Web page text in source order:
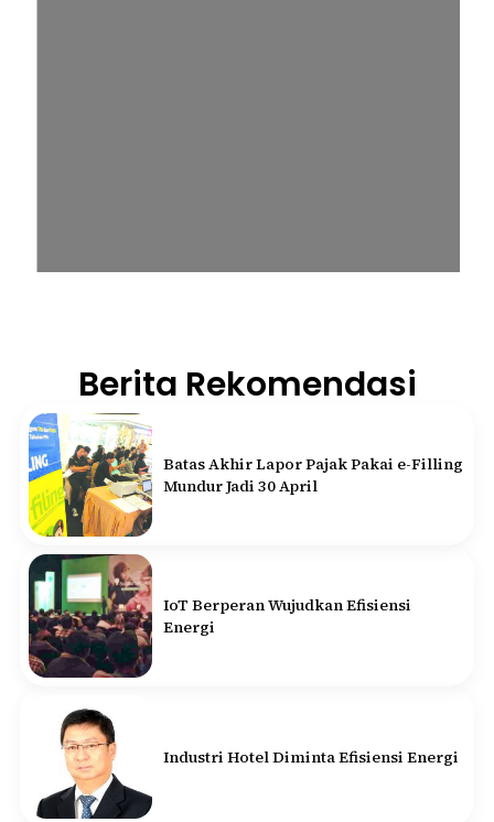
Berita Rekomendasi
Batas Akhir Lapor Pajak Pakai e-Filling
Mundur Jadi 30 April
IoT Berperan Wujudkan Efisiensi
Energi
Industri Hotel Diminta Efisiensi Energi